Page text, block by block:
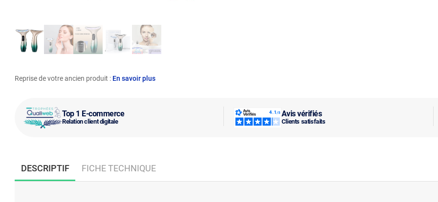
Top 1 E-commerce
Relation client digitale
Avis vérifiés
Clients satisfaits
Reprise de votre ancien produit : En savoir plus
DESCRIPTIF FICHE TECHNIQUE